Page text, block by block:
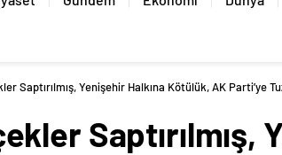
Saptırılmış, Yenişehir Halkına Kötülük, AK Parti’ye
Saptırılmış,